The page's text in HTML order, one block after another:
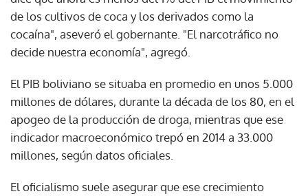
de los cultivos de coca y los derivados como la
cocaína", aseveró el gobernante. "El narcotráfico no
decide nuestra economía", agregó.
El PIB boliviano se situaba en promedio en unos 5.000
millones de dólares, durante la década de los 80, en el
apogeo de la producción de droga, mientras que ese
indicador macroeconómico trepó en 2014 a 33.000
millones, según datos oficiales.
El oficialismo suele asegurar que ese crecimiento